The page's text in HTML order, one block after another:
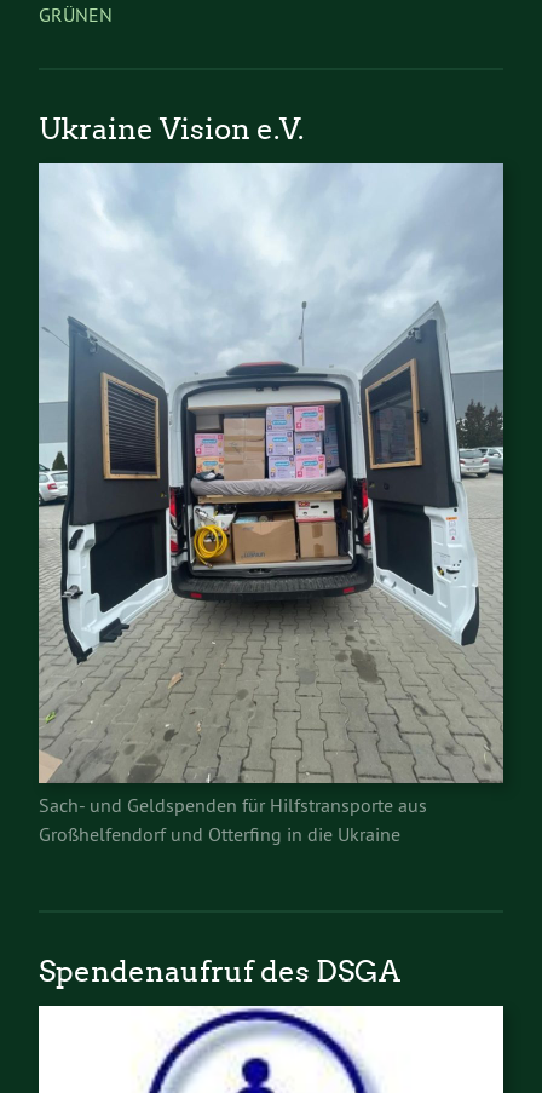
GRÜNEN
Ukraine Vision e.V.
Sach- und Geldspenden für Hilfstransporte aus
Großhelfendorf und Otterfing in die Ukraine
Spendenaufruf des DSGA